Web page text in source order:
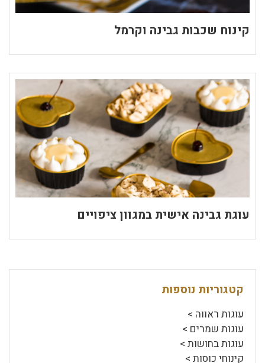
קינוח שכבות גבינה וקרמל
עוגת גבינה אישית במגוון ציפויים
קטגוריות נוספות
עוגות ראווה >
עוגות שמרים >
עוגות בחושות >
קינוחי כוסות >